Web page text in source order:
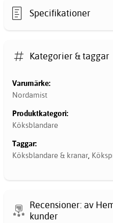
Specifikationer
Kategorier & taggar
Varumärke:
Nordamist
Produktkategori:
Köksblandare
Taggar:
Köksblandare & kranar,
Recensioner: av
kunder